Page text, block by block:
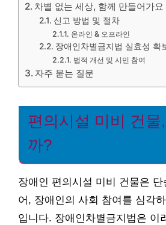
차별 없는 세상, 함께 만들어가요
신고 방법 및 절차
온라인 & 오프라인
장애인차별금지법 실효성 확
법적 개선 및 시민 참여
자주 묻는 질문
편의시설 미비 건물
까?
장애인 편의시설 미비 건물은
어, 장애인의 사회 참여를 심각
입니다. 장애인차별금지법은 이